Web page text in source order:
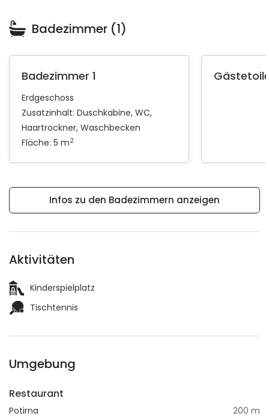
Badezimmer (1)
Badezimmer 1
Erdgeschoss
Zusatzinhalt: Duschkabine WC
Haartrockner Waschbecken
Fläche: 5 m2
Infos zu den Badezimmern anzeigen
Aktivitäten
Kinderspielplatz
Tischtennis
Umgebung
Restaurant
Potirna 200 m